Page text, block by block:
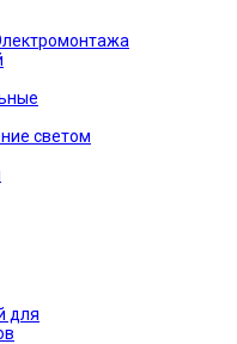
светом
для